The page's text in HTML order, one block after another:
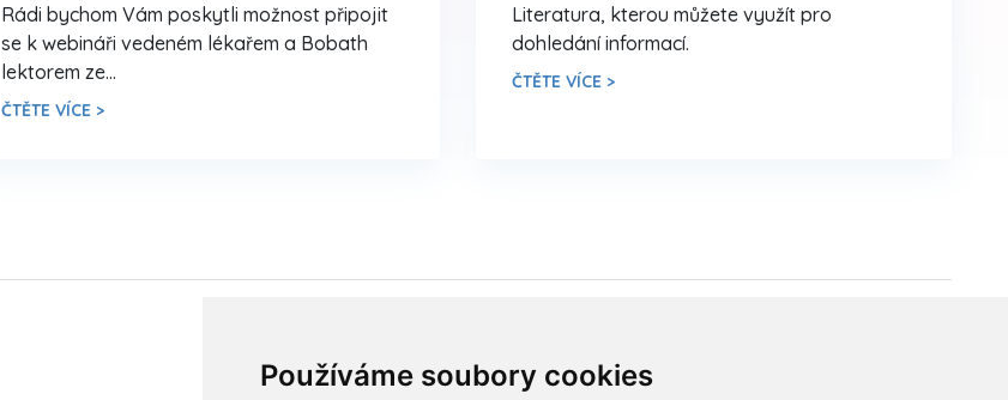
Používáme soubory cookies
Rádi bychom Vám poskytli možnost připojit
se k webináři vedeném lékařem a Bobath
lektorem ze…
ČTĚTE VÍCE >
Literatura, kterou můžete využít pro
dohledání informací.
ČTĚTE VÍCE >
Články
Česká Asociace Dětských Bobath